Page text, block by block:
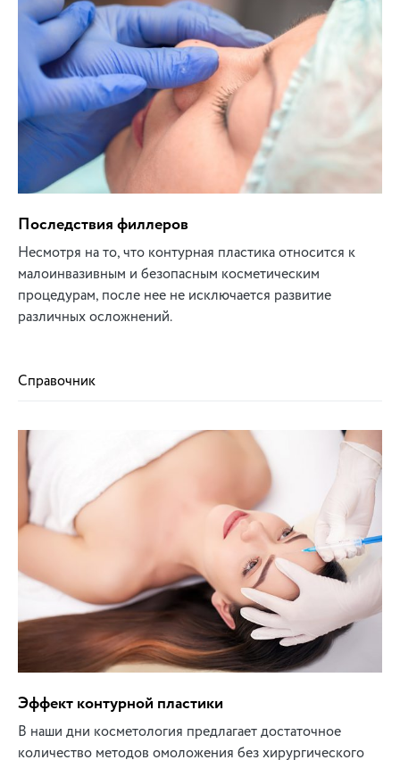
Последствия филлеров
Несмотря на то, что контурная пластика относится к
малоинвазивным и безопасным косметическим
процедурам, после нее не исключается развитие
различных осложнений.
Справочник
Эффект контурной пластики
В наши дни косметология предлагает достаточное
количество методов омоложения без хирургического